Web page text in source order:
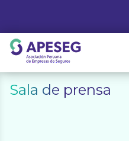
content
APESEG
Sala de prensa